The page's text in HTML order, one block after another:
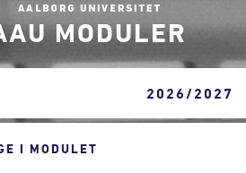
MODULER
2026/2027
I MODULET